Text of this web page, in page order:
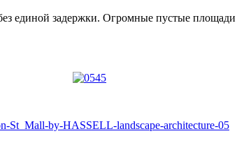
единой задержки. Огромные пустые